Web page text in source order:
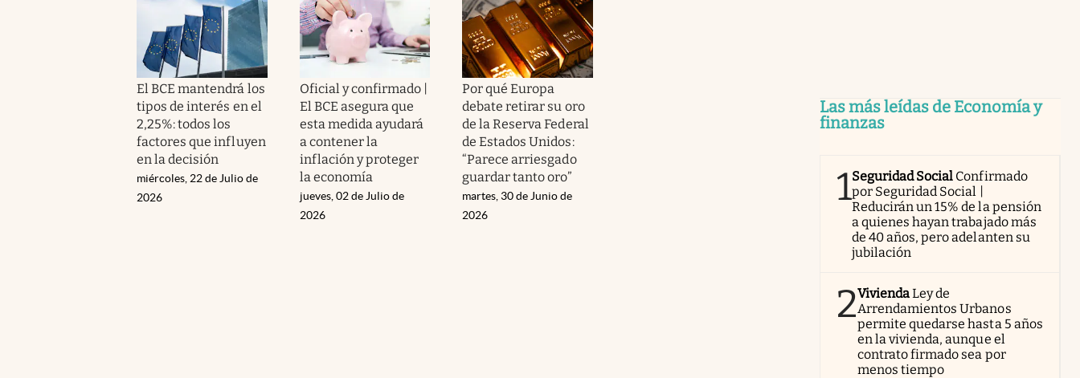
El BCE mantendrá los
tipos de interés en el
2,25%: todos los
factores que influyen
en la decisión
miércoles, 22 de Julio de
2026
Oficial y confirmado |
El BCE asegura que
esta medida ayudará
a contener la
inflación y proteger
la economía
jueves, 02 de Julio de
2026
Por qué Europa
debate retirar su oro
de la Reserva Federal
de Estados Unidos:
“Parece arriesgado
guardar tanto oro”
martes, 30 de Junio de
2026
Las más leídas de Economía y
finanzas
1Seguridad Social Confirmado
por Seguridad Social |
Reducirán un 15% de la pensión
a quienes hayan trabajado más
de 40 años, pero adelanten su
jubilación
2ViviendaLey de
Arrendamientos Urbanos
permite quedarse hasta 5 años
en la vivienda, aunque el
contrato firmado sea por
menos tiempo